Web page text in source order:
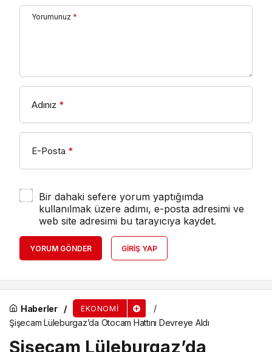
Yorumunuz *
Adınız *
E-Posta *
Bir dahaki sefere yorum yaptığımda
kullanılmak üzere adımı, e-posta adresimi ve
web site adresimi bu tarayıcıya kaydet.
YORUM GÖNDER GIRIŞ YAP
Haberler EKONOMI
Şişecam Lüleburgaz’da Otocam Hattını Devreye Aldı
Şişecam Lüleburgaz’da